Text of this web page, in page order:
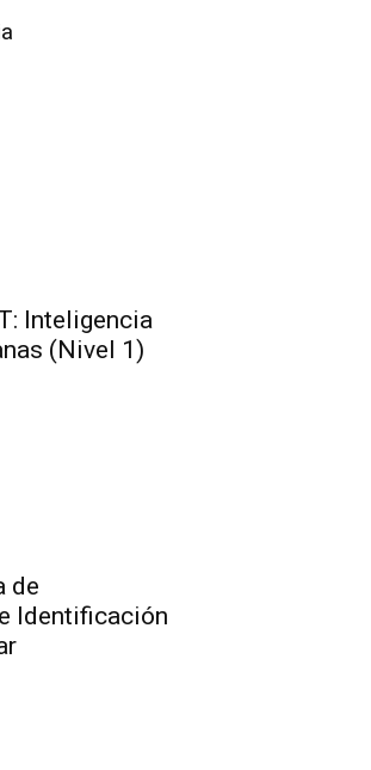
Inteligencia
(Nivel 1)
de
Identificación